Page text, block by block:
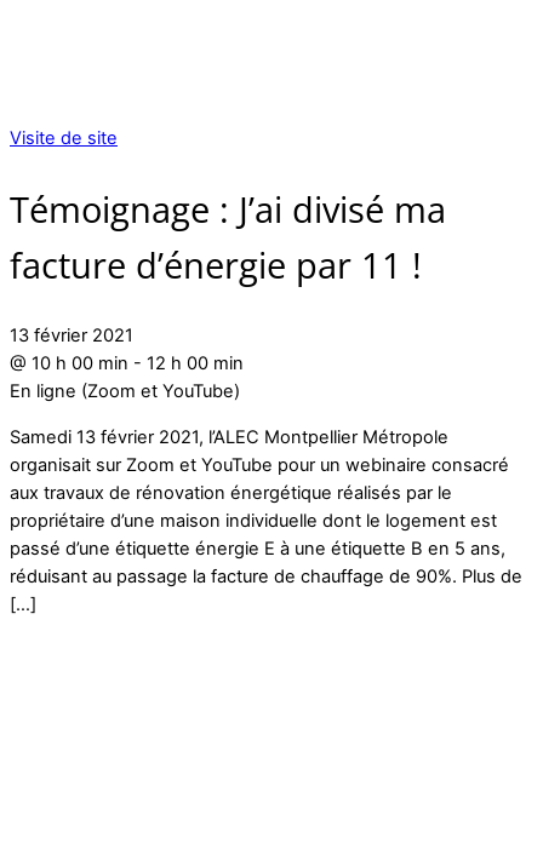
Visite de site
Témoignage : J’ai divisé ma
facture d’énergie par 11 !
13 février 2021
@ 10 h 00 min - 12 h 00 min
En ligne (Zoom et YouTube)
Samedi 13 février 2021, l’ALEC Montpellier Métropole
organisait sur Zoom et YouTube pour un webinaire consacré
aux travaux de rénovation énergétique réalisés par le
propriétaire d’une maison individuelle dont le logement est
passé d’une étiquette énergie E à une étiquette B en 5 ans,
réduisant au passage la facture de chauffage de 90%. Plus de
[…]